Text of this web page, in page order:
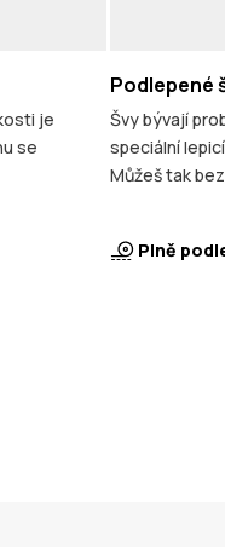
je
se
Podlepené
Švy bývají
speciální
Můžeš tak
Plně